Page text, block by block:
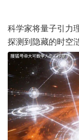
科学家将量子引力
探测到隐藏的时空